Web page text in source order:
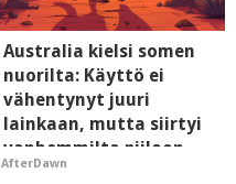
Australia kielsi somen
nuorilta: Käyttö ei
vähentynyt juuri
lainkaan, mutta siirtyi
vanhemmilta piiloon
AfterDawn